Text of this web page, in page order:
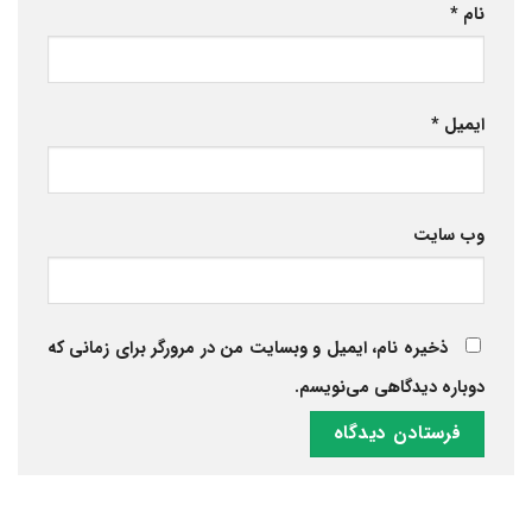
نام *
ایمیل *
وب‌ سایت
ذخیره نام، ایمیل و وبسایت من در مرورگر برای زمانی که
دوباره دیدگاهی می‌نویسم.